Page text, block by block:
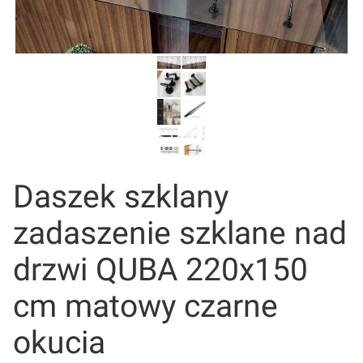
Daszek szklany
zadaszenie szklane nad
drzwi QUBA 220x150
cm matowy czarne
okucia